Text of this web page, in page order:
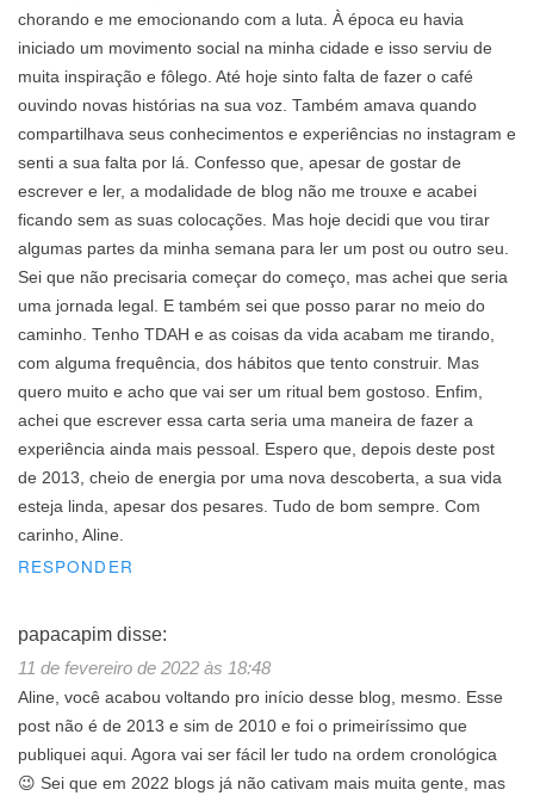
chorando e me emocionando com a luta. À época eu havia
iniciado um movimento social na minha cidade e isso serviu de
muita inspiração e fôlego. Até hoje sinto falta de fazer o café
ouvindo novas histórias na sua voz. Também amava quando
compartilhava seus conhecimentos e experiências no instagram e
senti a sua falta por lá. Confesso que, apesar de gostar de
escrever e ler, a modalidade de blog não me trouxe e acabei
ficando sem as suas colocações. Mas hoje decidi que vou tirar
algumas partes da minha semana para ler um post ou outro seu.
Sei que não precisaria começar do começo, mas achei que seria
uma jornada legal. E também sei que posso parar no meio do
caminho. Tenho TDAH e as coisas da vida acabam me tirando,
com alguma frequência, dos hábitos que tento construir. Mas
quero muito e acho que vai ser um ritual bem gostoso. Enfim,
achei que escrever essa carta seria uma maneira de fazer a
experiência ainda mais pessoal. Espero que, depois deste post
de 2013, cheio de energia por uma nova descoberta, a sua vida
esteja linda, apesar dos pesares. Tudo de bom sempre. Com
carinho, Aline.
RESPONDER
papacapim disse:
11 de fevereiro de 2022 às 18:48
Aline, você acabou voltando pro início desse blog, mesmo. Esse
post não é de 2013 e sim de 2010 e foi o primeiríssimo que
publiquei aqui. Agora vai ser fácil ler tudo na ordem cronológica
😉 Sei que em 2022 blogs já não cativam mais muita gente, mas